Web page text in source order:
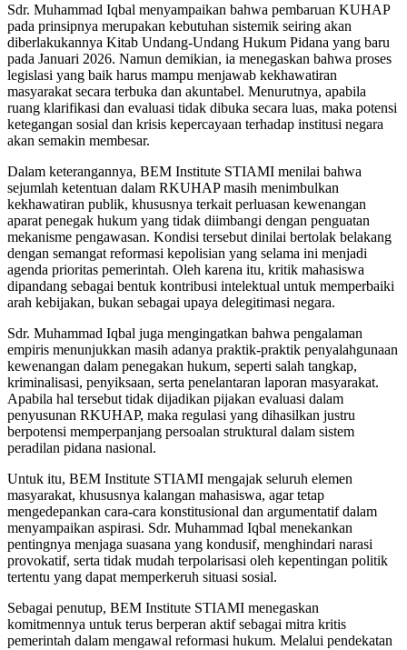
Sdr. Muhammad Iqbal menyampaikan bahwa pembaruan KUHAP
pada prinsipnya merupakan kebutuhan sistemik seiring akan
diberlakukannya Kitab Undang-Undang Hukum Pidana yang baru
pada Januari 2026. Namun demikian, ia menegaskan bahwa proses
legislasi yang baik harus mampu menjawab kekhawatiran
masyarakat secara terbuka dan akuntabel. Menurutnya, apabila
ruang klarifikasi dan evaluasi tidak dibuka secara luas, maka potensi
ketegangan sosial dan krisis kepercayaan terhadap institusi negara
akan semakin membesar.
Dalam keterangannya, BEM Institute STIAMI menilai bahwa
sejumlah ketentuan dalam RKUHAP masih menimbulkan
kekhawatiran publik, khususnya terkait perluasan kewenangan
aparat penegak hukum yang tidak diimbangi dengan penguatan
mekanisme pengawasan. Kondisi tersebut dinilai bertolak belakang
dengan semangat reformasi kepolisian yang selama ini menjadi
agenda prioritas pemerintah. Oleh karena itu, kritik mahasiswa
dipandang sebagai bentuk kontribusi intelektual untuk memperbaiki
arah kebijakan, bukan sebagai upaya delegitimasi negara.
Sdr. Muhammad Iqbal juga mengingatkan bahwa pengalaman
empiris menunjukkan masih adanya praktik-praktik penyalahgunaan
kewenangan dalam penegakan hukum, seperti salah tangkap,
kriminalisasi, penyiksaan, serta penelantaran laporan masyarakat.
Apabila hal tersebut tidak dijadikan pijakan evaluasi dalam
penyusunan RKUHAP, maka regulasi yang dihasilkan justru
berpotensi memperpanjang persoalan struktural dalam sistem
peradilan pidana nasional.
Untuk itu, BEM Institute STIAMI mengajak seluruh elemen
masyarakat, khususnya kalangan mahasiswa, agar tetap
mengedepankan cara-cara konstitusional dan argumentatif dalam
menyampaikan aspirasi. Sdr. Muhammad Iqbal menekankan
pentingnya menjaga suasana yang kondusif, menghindari narasi
provokatif, serta tidak mudah terpolarisasi oleh kepentingan politik
tertentu yang dapat memperkeruh situasi sosial.
Sebagai penutup, BEM Institute STIAMI menegaskan
komitmennya untuk terus berperan aktif sebagai mitra kritis
pemerintah dalam mengawal reformasi hukum. Melalui pendekatan